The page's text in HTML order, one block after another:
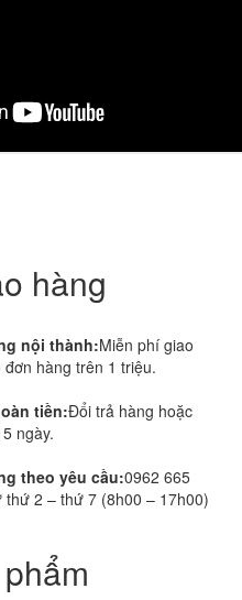
hàng
nội thành:Miễn phí giao
hàng trên 1 triệu.
tiền:Đổi trả hàng hoặc
ngày.
theo yêu cầu:0962 665
2 – thứ 7 (8h00 – 17h00)